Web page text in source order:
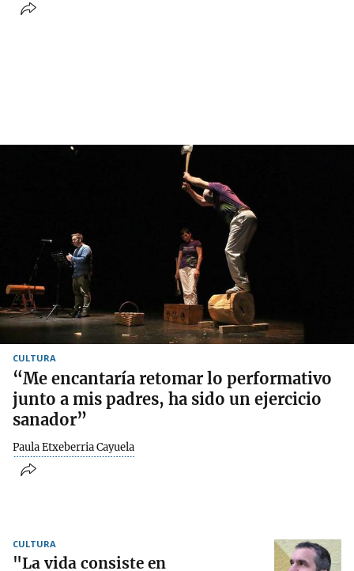
CULTURA
“Me encantaría retomar lo performativo
junto a mis padres, ha sido un ejercicio
sanador”
Paula Etxeberria Cayuela
CULTURA
"La vida consiste en